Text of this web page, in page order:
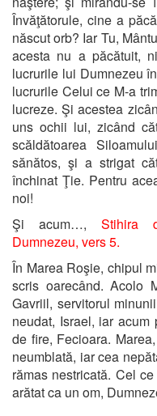
Învăţătorule, cine a
născut orb? Iar Tu,
acesta nu a păcătuit,
lucrurile lui Dumnezeu
lucrurile Celui ce M-a
lucreze. Şi acestea
uns ochii lui, zicând
scăldătoarea
sănătos, şi a strigat
închinat Ţie. Pentru
noi!
Şi acum…, Stihira
Dumnezeu, vers 5.
În Marea Roşie, chipul
scris oarecând. Acolo
Gavriil, servitorul
neudat, Israel, iar acum
de fire, Fecioara.
neumblată, iar cea
rămas nestricată. Cel
arătat ca un om,